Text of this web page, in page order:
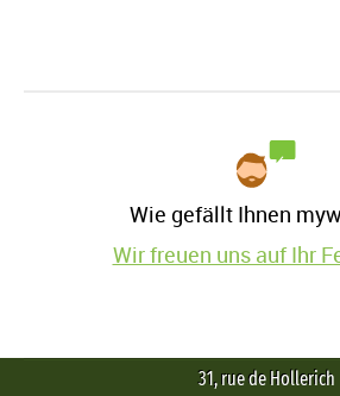
Wie gefällt Ihnen
Wir freuen uns auf Ihr
31, rue de Hollerich